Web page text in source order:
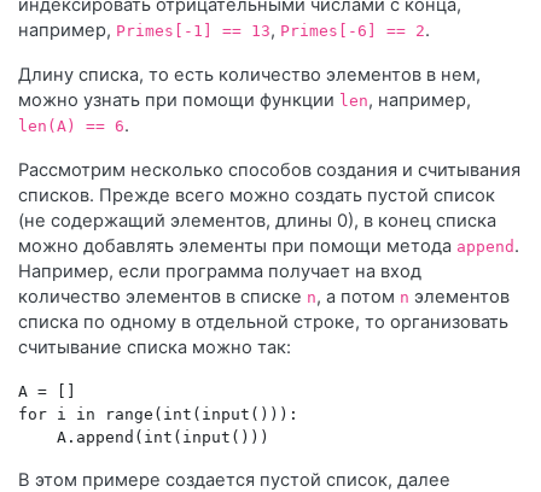
индексировать отрицательными числами с конца,
например, Primes[-1] == 13, Primes[-6] == 2.
Длину списка, то есть количество элементов в нем,
можно узнать при помощи функции len, например,
len(A) == 6.
Рассмотрим несколько способов создания и считывания
списков. Прежде всего можно создать пустой список
(не содержащий элементов, длины 0), в конец списка
можно добавлять элементы при помощи метода append .
Например, если программа получает на вход
количество элементов в списке n, а потом n элементов
списка по одному в отдельной строке, то организовать
считывание списка можно так:
A = []
for i in range(int(input())):
В этом примере создается пустой список, далее